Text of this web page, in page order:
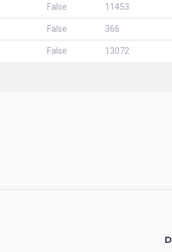
False 11453
False 366
False 13072